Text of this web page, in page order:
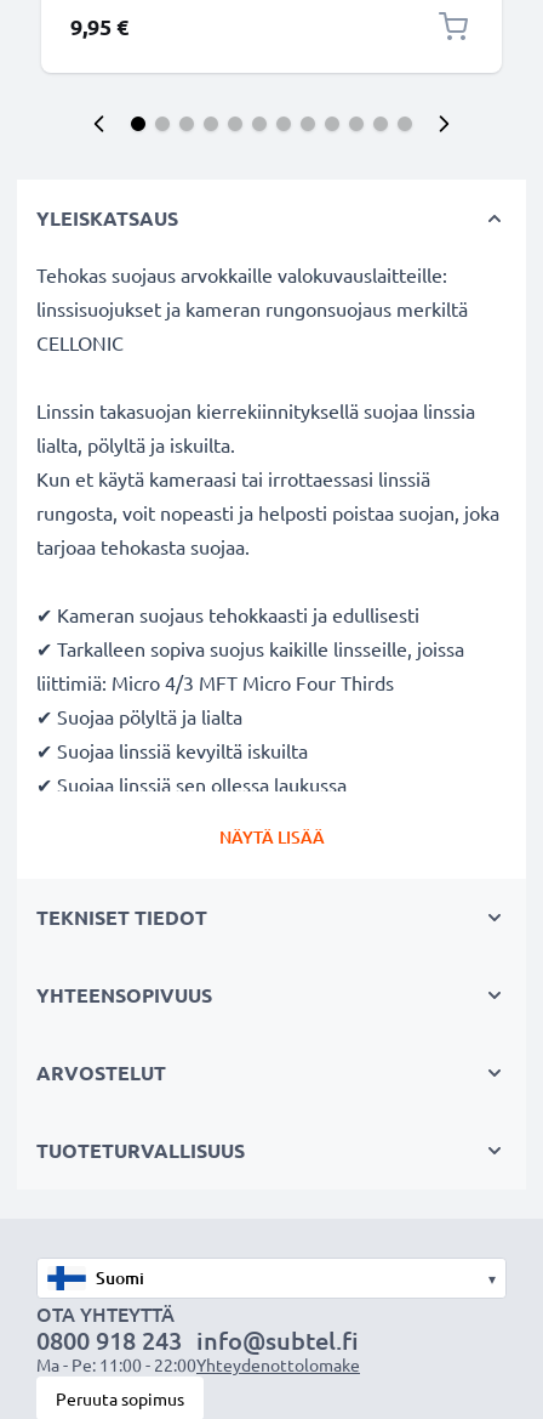
9,95 €
YLEISKATSAUS
Tehokas suojaus arvokkaille valokuvauslaitteille:
linssisuojukset ja kameran rungonsuojaus merkiltä
CELLONIC
Linssin takasuojan kierrekiinnityksellä suojaa linssia
lialta, pölyltä ja iskuilta.
Kun et käytä kameraasi tai irrottaessasi linssiä
rungosta, voit nopeasti ja helposti poistaa suojan, joka
tarjoaa tehokasta suojaa.
✔ Kameran suojaus tehokkaasti ja edullisesti
✔ Tarkalleen sopiva suojus kaikille linsseille, joissa
liittimiä: Micro 4/3 MFT Micro Four Thirds
✔ Suojaa pölyltä ja lialta
✔ Suojaa linssiä kevyiltä iskuilta
✔ Suojaa linssiä sen ollessa laukussa
Väri: Musta
verkkokauppa, joka tarjoaa laadukkaita tuotteita, ja
siksi tarjoamme 36 kuukauden takuun!
NÄYTÄ LISÄÄ
TEKNISET TIEDOT
YHTEENSOPIVUUS
ARVOSTELUT
TUOTETURVALLISUUS
▾
OTA YHTEYTTÄ
0800 918 243
Ma - Pe: 11:00 - 22:00
info@subtel.fi
Yhteydenottolomake
Peruuta sopimus